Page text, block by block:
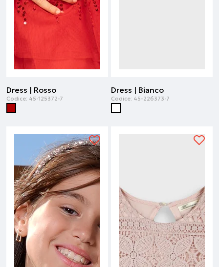
Dress | Rosso
Codice: 45-125372-7
Dress | Bianco
Codice: 45-226373-7